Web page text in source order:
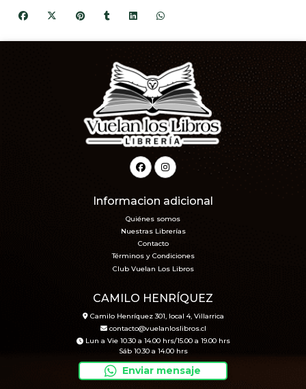
Informacion adicional
Quiénes somos
Nuestras Librerías
Contacto
Términos y Condiciones
Club Vuelan Los Libros
CAMILO HENRÍQUEZ
Camilo Henríquez 301, local 4, Villarrica
contacto@vuelanloslibros.cl
Lun a Vie 10.30 a 14.00 hrs/15.00 a 19.00 hrs
Sáb 10.30 a 14.00 hrs
Enviar mensaje